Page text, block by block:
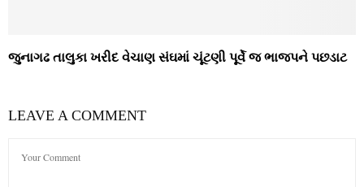
જુનાગઢ તાલુકા ખરીદ વેચાણ સંઘમાં ચૂંટણી પૂર્વે જ ભાજપને પછડાટ
LEAVE A COMMENT